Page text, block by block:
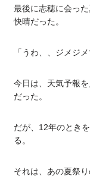
最後に志穂に会っ
快晴だった。
「うわ、、ジメジメ
今日は、天気予報
だった。
だが、12年のとき
る。
それは、あの夏祭